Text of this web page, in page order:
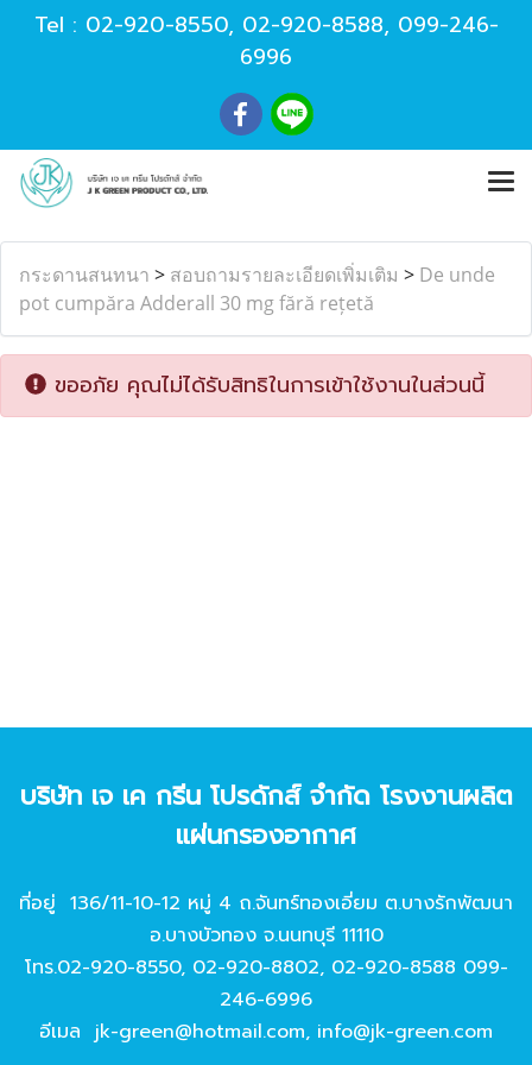
Tel : 02-920-8550, 02-920-8588, 099-246-
6996
กระดานสนทนา > สอบถามรายละเอียดเพิ่มเติม > De unde
pot cumpăra Adderall 30 mg fără rețetă
ขออภัย คุณไม่ได้รับสิทธิในการเข้าใช้งานในส่วนนี้
บริษัท เจ เค กรีน โปรดักส์ จํากัด โรงงานผลิต
แผ่นกรองอากาศ
ที่อยู่ 136/11-10-12 หมู่ 4 ถ.จันทร์ทองเอี่ยม ต.บางรักพัฒนา
อ.บางบัวทอง จ.นนทบุรี 11110
โทร.02-920-8550, 02-920-8802, 02-920-8588 099-
246-6996
อีเมล jk-green@hotmail.com, info@jk-green.com